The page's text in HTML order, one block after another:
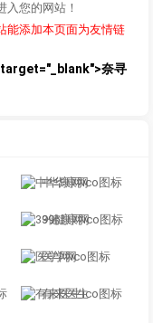
您的网站！
能添加本页面为友情链
奈寻
中华康网
39健康网
医学网
有来医生